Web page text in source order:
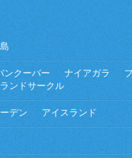
ンクーバー ナイアガラ
ンドサークル
デン アイスランド